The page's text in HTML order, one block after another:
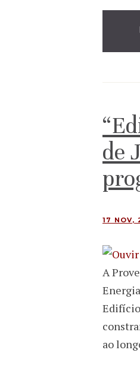
de
17 NOV,
A
ao